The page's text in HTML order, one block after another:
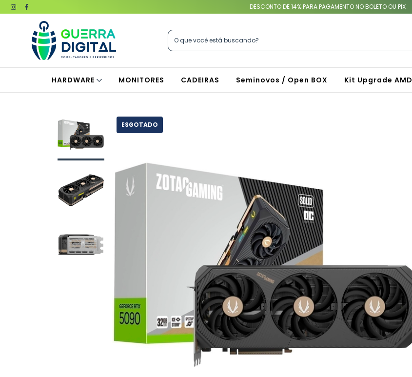
DESCONTO DE 14% PARA PAGAMENTO NO BOLETO OU PIX
HARDWARE MONITORES CADEIRAS Seminovos / Open BOX Kit Upgrade AMD
ESGOTADO